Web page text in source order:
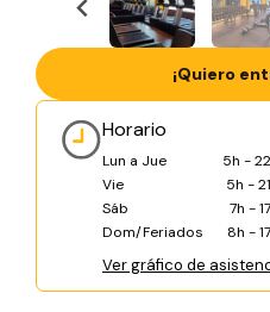
Horario
Lun a Jue
5h -
Vie
5h -
Sáb
7h -
Dom/Feriados
8h -
Ver gráfico de
¡Quiero